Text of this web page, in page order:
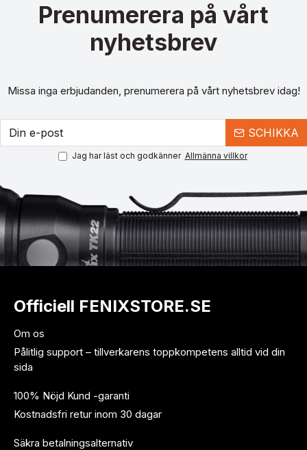
Prenumerera på vårt
nyhetsbrev
Missa inga erbjudanden, prenumerera på vårt nyhetsbrev idag!
SCHIKKA
Jag har läst och godkänner Allmänna villkor
Officiell FENIXSTORE.SE
Om os
Pålitlig support – tillverkarens toppkompetens alltid vid din
sida
100% Nöjd Kund -garanti
Kostnadsfri retur inom 30 dagar
Säkra betalningsalternativ